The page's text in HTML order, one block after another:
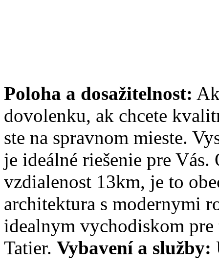
Poloha a dosažitelnost:
dovolenku, ak chcete
ste na spravnom mieste.
je ideálné riešenie pre Vás.
vzdialenost 13km, je to
architektura s modernymi
idealnym vychodiskom
Tatier. Vybavení a služby: